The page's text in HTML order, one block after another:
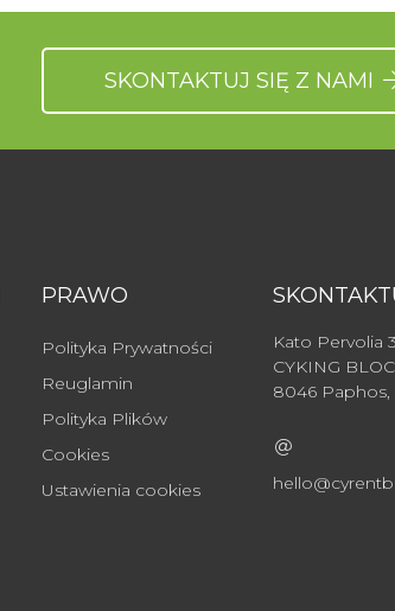
SKONTAKTUJ SIĘ Z NAMI
PRAWO
Polityka Prywatności
Reuglamin
Polityka Plików
Cookies
Ustawienia cookies
Kato Pervolia
CYKING
8046 Paphos,